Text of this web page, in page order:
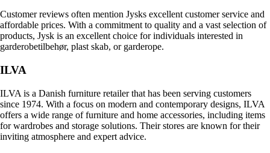
Customer reviews often mention Jysks excellent customer service and
affordable prices. With a commitment to quality and a vast selection of
products, Jysk is an excellent choice for individuals interested in
garderobetilbehør, plast skab, or garderope.
ILVA
ILVA is a Danish furniture retailer that has been serving customers
since 1974. With a focus on modern and contemporary designs, ILVA
offers a wide range of furniture and home accessories, including items
for wardrobes and storage solutions. Their stores are known for their
inviting atmosphere and expert advice.